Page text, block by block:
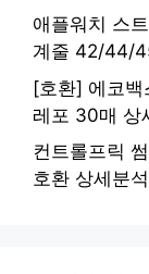
애플워치 스
계줄 42/44/
[호환] 에코
레포 30매 상
컨트롤프릭
호환 상세분석